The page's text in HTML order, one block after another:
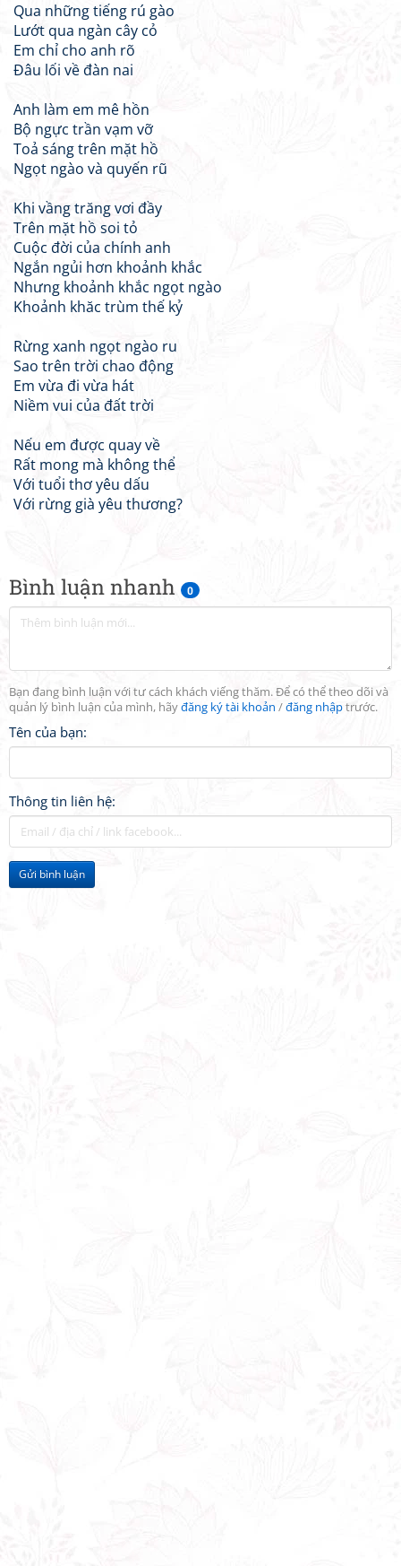
Bình luận nhanh 0
Bạn đang bình luận với tư cách khách viếng thăm. Để có thể theo dõi và
quản lý bình luận của mình, hãyđăng ký tài khoản /đăng nhậptrước.
Tên của bạn:
Thông tin liên hệ:
Gửi bình luận
Qua những tiếng rú gào
Lướt qua ngàn cây cỏ
Em chỉ cho anh rõ
Đâu lối về đàn nai
Anh làm em mê hồn
Bộ ngực trần vạm vỡ
Toả sáng trên mặt hồ
Ngọt ngào và quyến rũ
Khi vầng trăng vơi đầy
Trên mặt hồ soi tỏ
Cuộc đời của chính anh
Ngắn ngủi hơn khoảnh khắc
Nhưng khoảnh khắc ngọt ngào
Khoảnh khăc trùm thế kỷ
Rừng xanh ngọt ngào ru
Sao trên trời chao động
Em vừa đi vừa hát
Niềm vui của đất trời
Nếu em được quay về
Rất mong mà không thể
Với tuổi thơ yêu dấu
Với rừng già yêu thương?